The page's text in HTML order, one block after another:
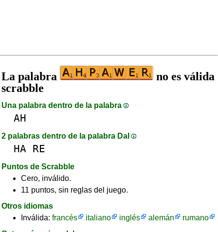
La palabra
no es válida
scrabble
Una palabra dentro de la palabra
AH
2 palabras dentro de la palabra DaI
HA RE
Puntos de Scrabble
Cero, inválido.
11 puntos, sin reglas del juego.
Otros idiomas
Inválida: francés italiano inglés alemán
rumano